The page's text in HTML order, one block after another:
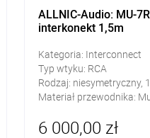
ALLNIC-Audio: MU-
interkonekt 1,5m
Kategoria: Interconnect
Typ wtyku: RCA
Rodzaj: niesymetryczny,
Materiał przewodnika:
6 000,00 zł